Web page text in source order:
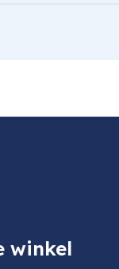
winkel